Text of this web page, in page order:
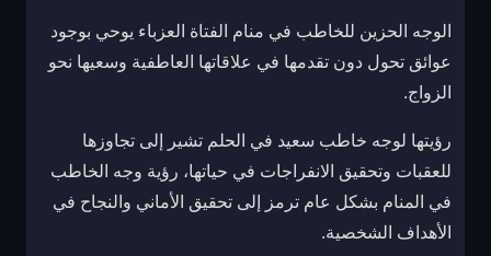
الوجه الحزين للخاطب في منام الفتاة العزباء يوحي بوجود
عوائق تحول دون تقدمها في علاقاتها العاطفية وسعيها نحو
الزواج.
رؤيتها لوجه خاطب سعيد في الحلم تشير إلى تجاوزها
للعقبات وتحقيق الانفراجات في حياتها، رؤية وجه الخاطب
في المنام بشكل عام ترمز إلى تحقيق الأماني والنجاح في
الأهداف الشخصية.